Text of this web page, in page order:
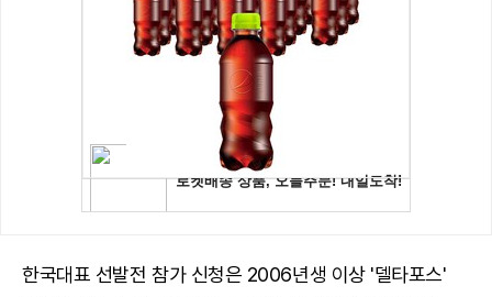
한국대표 선발전 참가 신청은 2006년생 이상 '델타포스'